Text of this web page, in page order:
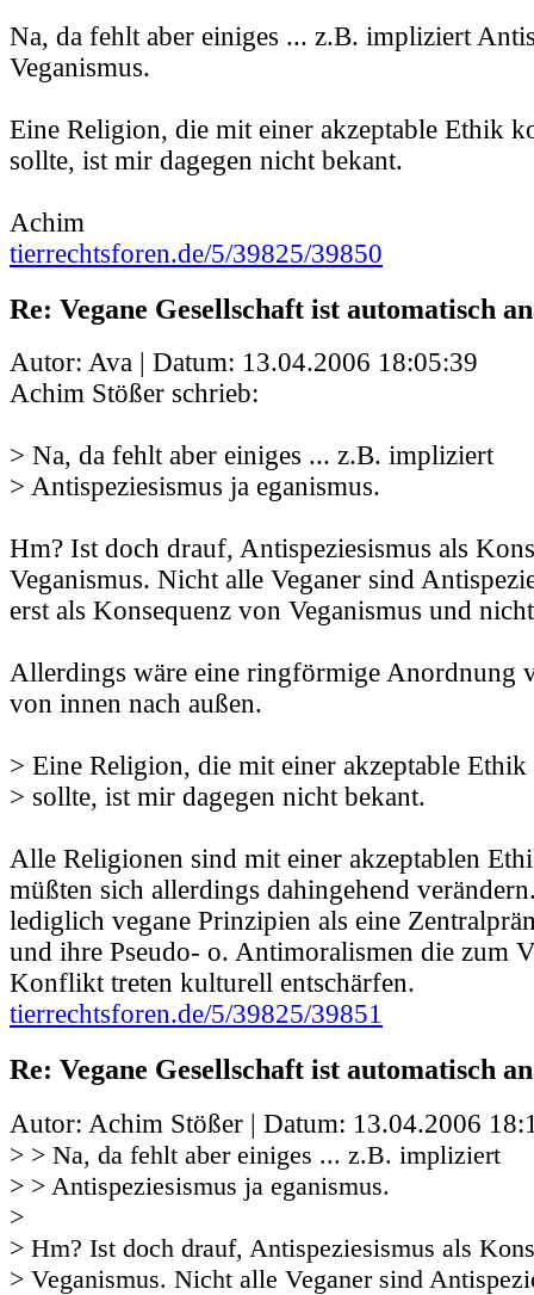
Na, da fehlt aber einiges ... z.B. impliziert
Veganismus.
Eine Religion, die mit einer akzeptable Ethik
sollte, ist mir dagegen nicht bekant.
Achim
tierrechtsforen.de/5/39825/39850
Re: Vegane Gesellschaft ist automatisch
Autor: Ava | Datum: 13.04.2006 18:05:39
Achim Stößer schrieb:
> Na, da fehlt aber einiges ... z.B. impliziert
> Antispeziesismus ja eganismus.
Hm? Ist doch drauf, Antispeziesismus als
Veganismus. Nicht alle Veganer sind
erst als Konsequenz von Veganismus und
Allerdings wäre eine ringförmige Anordnung
von innen nach außen.
> Eine Religion, die mit einer akzeptable
> sollte, ist mir dagegen nicht bekant.
Alle Religionen sind mit einer akzeptablen
müßten sich allerdings dahingehend
lediglich vegane Prinzipien als eine
und ihre Pseudo- o. Antimoralismen die zum
Konflikt treten kulturell entschärfen.
tierrechtsforen.de/5/39825/39851
Re: Vegane Gesellschaft ist automatisch
Autor: Achim Stößer | Datum: 13.04.2006
> > Na, da fehlt aber einiges ... z.B. impliziert
> > Antispeziesismus ja eganismus.
>
> Hm? Ist doch drauf, Antispeziesismus als
> Veganismus. Nicht alle Veganer sind